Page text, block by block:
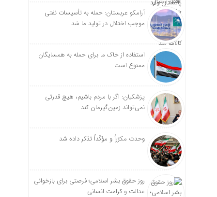
آرامکو عربستان: حمله به تأسیسات نفتی
موجب اختلال در تولید ما شد
استفاده از خاک ما برای حمله به همسایگان
ممنوع است
پزشکیان: اگر با مردم باشیم، هیچ قدرتی
نمی‌تواند زمین‌گیرمان کند
وحدت مکرّراً و مؤکّداً تذکر داده شد
روز حقوق بشر اسلامی؛ فرصتی برای بازخوانی
عدالت و کرامت انسانی